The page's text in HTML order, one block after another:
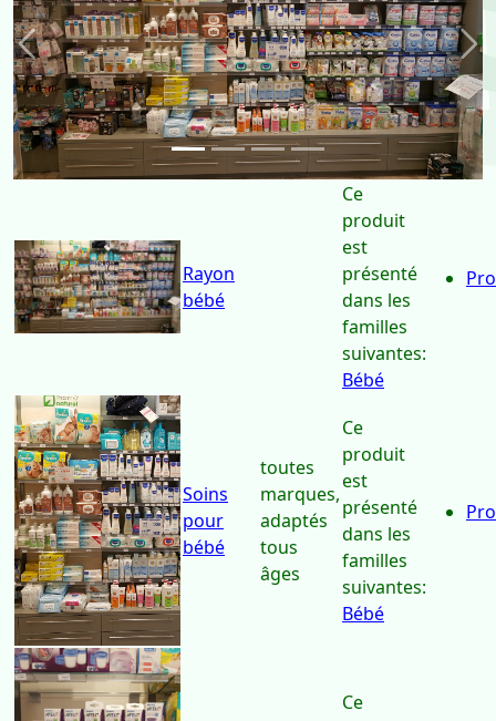
Précédent
Rayon
bébé
Ce
produit
est
présenté
dans les
familles
suivantes:
Bébé
Soins
pour
bébé
toutes
marques,
adaptés
tous
âges
Ce
produit
est
présenté
dans les
familles
suivantes:
Bébé
Ce